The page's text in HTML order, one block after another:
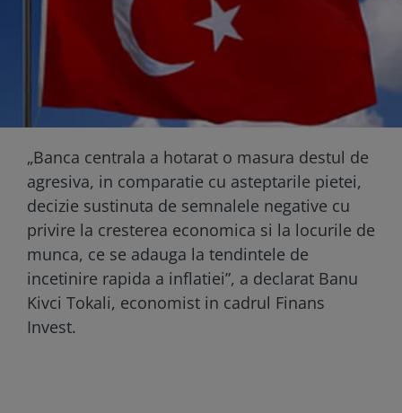
„Banca centrala a hotarat o masura destul de
agresiva, in comparatie cu asteptarile pietei,
decizie sustinuta de semnalele negative cu
privire la cresterea economica si la locurile de
munca, ce se adauga la tendintele de
incetinire rapida a inflatiei”, a declarat Banu
Kivci Tokali, economist in cadrul Finans
Invest.